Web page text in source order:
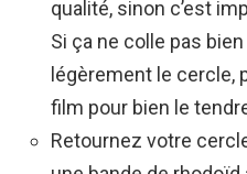
qualité, sinon c’est
Si ça ne colle pas
légèrement le cercle,
film pour bien le
Retournez votre